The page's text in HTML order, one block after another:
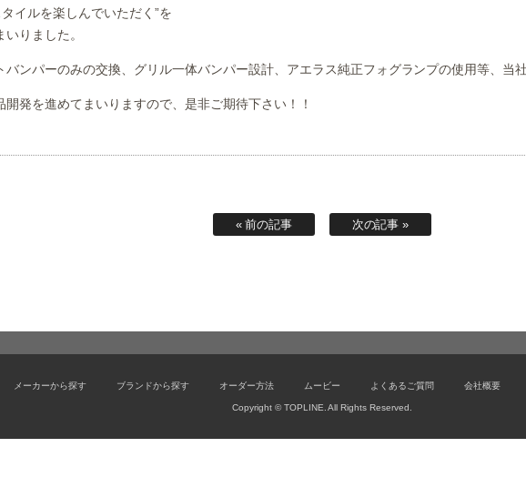
イルを楽しんでいただく”を
りました。
ンパーのみの交換、グリル一体バンパー設計、アエラス純正フォグランプの使用等、当
発を進めてまいりますので、是非ご期待下さい！！
« 前の記事 次の記事 »
メーカーから探す ブランドから探す オーダー方法 ムービー よくあるご質問 会社概要
Copyright © TOPLINE. All Rights Reserved.